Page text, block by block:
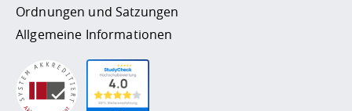
Ordnungen und Satzungen
Allgemeine Informationen